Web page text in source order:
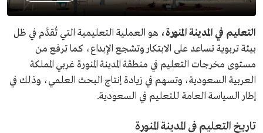
التعليم في المدينة المنورة، هو العملية التعليمية التي تُقدَّم في ظل
بيئة تربوية تساعد على الابتكار وتشجع الإبداع، كما ترفع من
مستوى مخرجات التعليم في منطقة المدينة المنورة غربي المملكة
العربية السعودية، وتسهم في زيادة إنتاج البحث العلمي، وذلك في
إطار السياسة العامة للتعليم في السعودية.
تاريخ التعليم في المدينة المنورة